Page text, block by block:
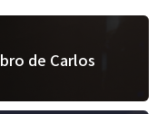
de Carlos